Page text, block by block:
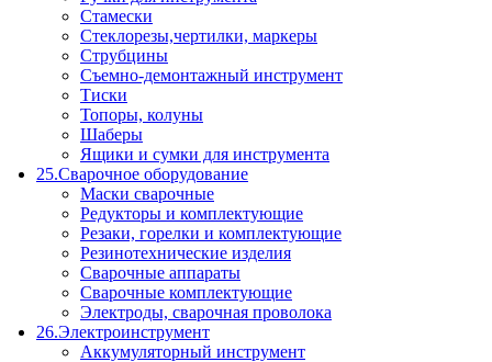
Стамески
Стеклорезы,чертилки, маркеры
Струбцины
Съемно-демонтажный инструмент
Тиски
Топоры, колуны
Шаберы
Ящики и сумки для инструмента
25.Сварочное оборудование
Маски сварочные
Редукторы и комплектующие
Резаки, горелки и комплектующие
Резинотехнические изделия
Сварочные аппараты
Сварочные комплектующие
Электроды, сварочная проволока
26.Электроинструмент
Аккумуляторный инструмент